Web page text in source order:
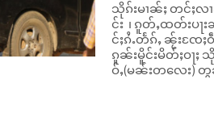
သိုၵ်းမၢၼ်ႈ တင်ႈလ
င်း ၊ ၵူတ်ႇထတ်းပႃးၼႂ်းမိုဝ်းထိုဝ် ။ ၶၢ
င်ႈၵႆႉတႅၵ်ႇ ၼႂ်းၸႄႈ
ၵူၼ်းမိူင်းမိတ်ႈဝႃႈ
ဝ်ႇ(မၼ်းတလေး)